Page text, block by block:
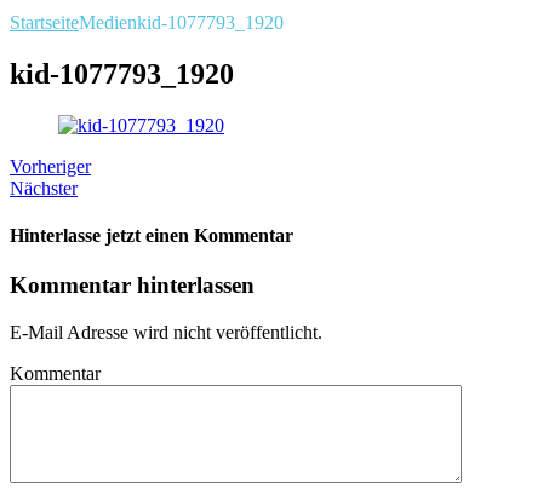
StartseiteMedienkid-1077793_1920
kid-1077793_1920
Vorheriger
Nächster
Hinterlasse jetzt einen Kommentar
Kommentar hinterlassen
E-Mail Adresse wird nicht veröffentlicht.
Kommentar